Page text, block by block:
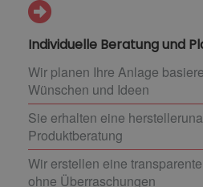
Individuelle Beratung und
Wir planen Ihre Anlage
Wünschen und Ideen
Sie erhalten eine
Produktberatung
Wir erstellen eine
ohne Überraschungen